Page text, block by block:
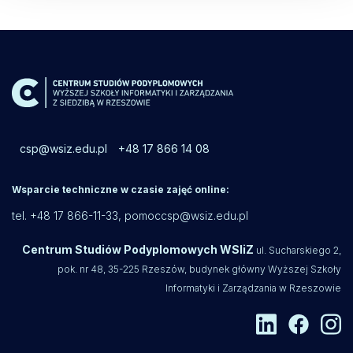
csp@wsiz.edu.pl +48 17 866 14 08
Wsparcie techniczne w czasie zajęć online:
tel. +48 17 866-11-33, pomoccsp@wsiz.edu.pl
Centrum Studiów Podyplomowych WSIiZ ul. Sucharskiego 2,
pok. nr 48, 35-225 Rzeszów, budynek główny Wyższej Szkoły
Informatyki i Zarządzania w Rzeszowie